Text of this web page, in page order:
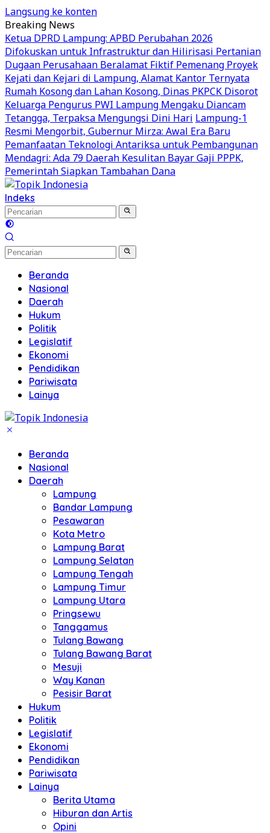
Langsung ke konten
Breaking News
Ketua DPRD Lampung: APBD Perubahan 2026
Difokuskan untuk Infrastruktur dan Hilirisasi Pertanian
Dugaan Perusahaan Beralamat Fiktif Pemenang Proyek
Kejati dan Kejari di Lampung, Alamat Kantor Ternyata
Rumah Kosong dan Lahan Kosong, Dinas PKPCK Disorot
Keluarga Pengurus PWI Lampung Mengaku Diancam
Tetangga, Terpaksa Mengungsi Dini Hari Lampung-1
Resmi Mengorbit, Gubernur Mirza: Awal Era Baru
Pemanfaatan Teknologi Antariksa untuk Pembangunan
Mendagri: Ada 79 Daerah Kesulitan Bayar Gaji PPPK,
Pemerintah Siapkan Tambahan Dana
Indeks
Beranda
Nasional
Daerah
Hukum
Politik
Legislatif
Ekonomi
Pendidikan
Pariwisata
Lainya
Beranda
Nasional
Daerah
Lampung
Bandar Lampung
Pesawaran
Kota Metro
Lampung Barat
Lampung Selatan
Lampung Tengah
Lampung Timur
Lampung Utara
Pringsewu
Tanggamus
Tulang Bawang
Tulang Bawang Barat
Mesuji
Way Kanan
Pesisir Barat
Hukum
Politik
Legislatif
Ekonomi
Pendidikan
Pariwisata
Lainya
Berita Utama
Hiburan dan Artis
Opini